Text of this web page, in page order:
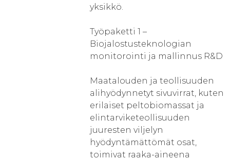
yksikkö.
Työpaketti 1 –
Biojalostusteknologian
monitorointi ja mallinnus R&D
Maatalouden ja teollisuuden
alihyödynnetyt sivuvirrat, kuten
erilaiset peltobiomassat ja
elintarviketeollisuuden
juuresten viljelyn
hyödyntämättömät osat,
toimivat raaka-aineena